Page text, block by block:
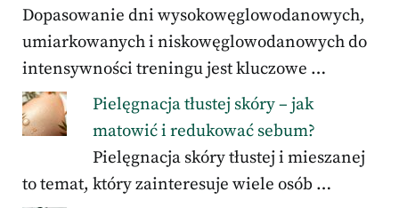
Dopasowanie dni wysokowęglowodanowych,
umiarkowanych i niskowęglowodanowych do
intensywności treningu jest kluczowe …
Pielęgnacja tłustej skóry – jak
matowić i redukować sebum?
Pielęgnacja skóry tłustej i mieszanej
to temat, który zainteresuje wiele osób …